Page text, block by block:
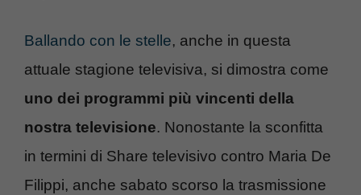
Ballando con le stelle, anche in questa
attuale stagione televisiva, si dimostra come
uno dei programmi più vincenti della
nostra televisione. Nonostante la sconfitta
in termini di Share televisivo contro Maria De
Filippi, anche sabato scorso la trasmissione